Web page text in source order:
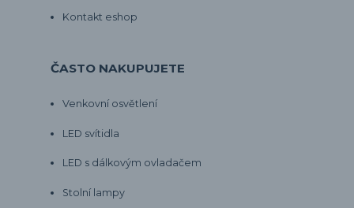
Kontakt eshop
ČASTO NAKUPUJETE
Venkovní osvětlení
LED svítidla
LED s dálkovým ovladačem
Stolní lampy